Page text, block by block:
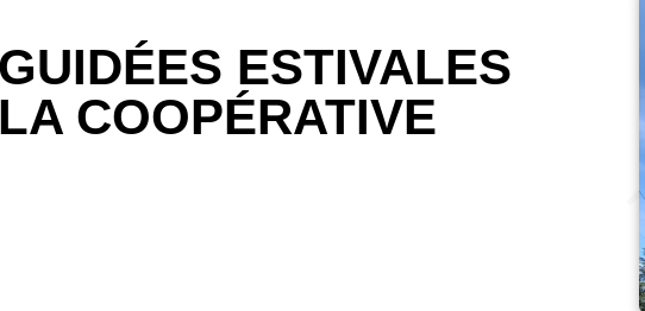
ESTIVALES
COOPÉRATIVE